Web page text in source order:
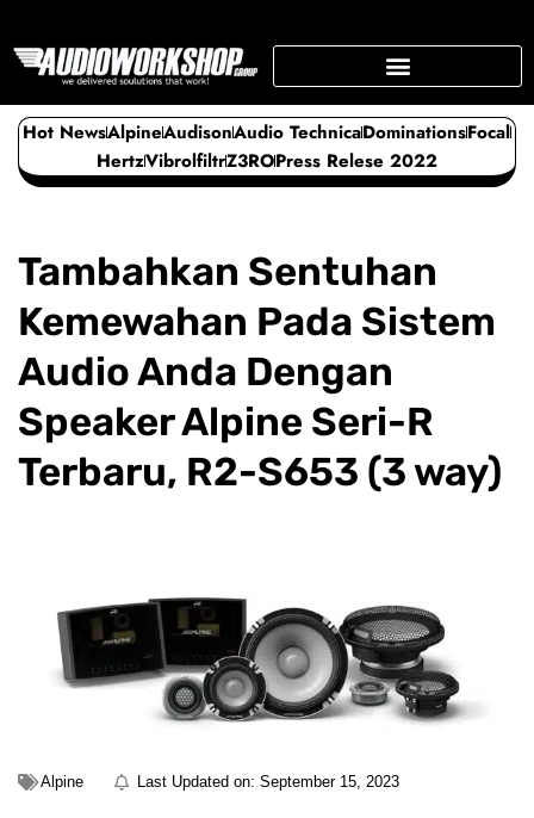
to
content
Hot NewsAlpineAudisonAudio TechnicaDominationsFocal
HertzVibrolfiltrZ3ROPress Relese 2022
Tambahkan Sentuhan
Kemewahan Pada Sistem
Audio Anda Dengan
Speaker Alpine Seri-R
Terbaru, R2-S653 (3 way)
Alpine Last Updated on: September 15, 2023